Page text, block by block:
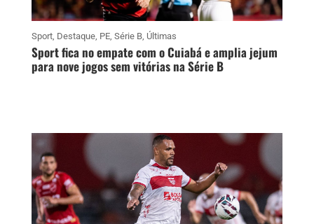
Sport, Destaque, PE, Série B, Últimas
Sport fica no empate com o Cuiabá e amplia jejum
para nove jogos sem vitórias na Série B